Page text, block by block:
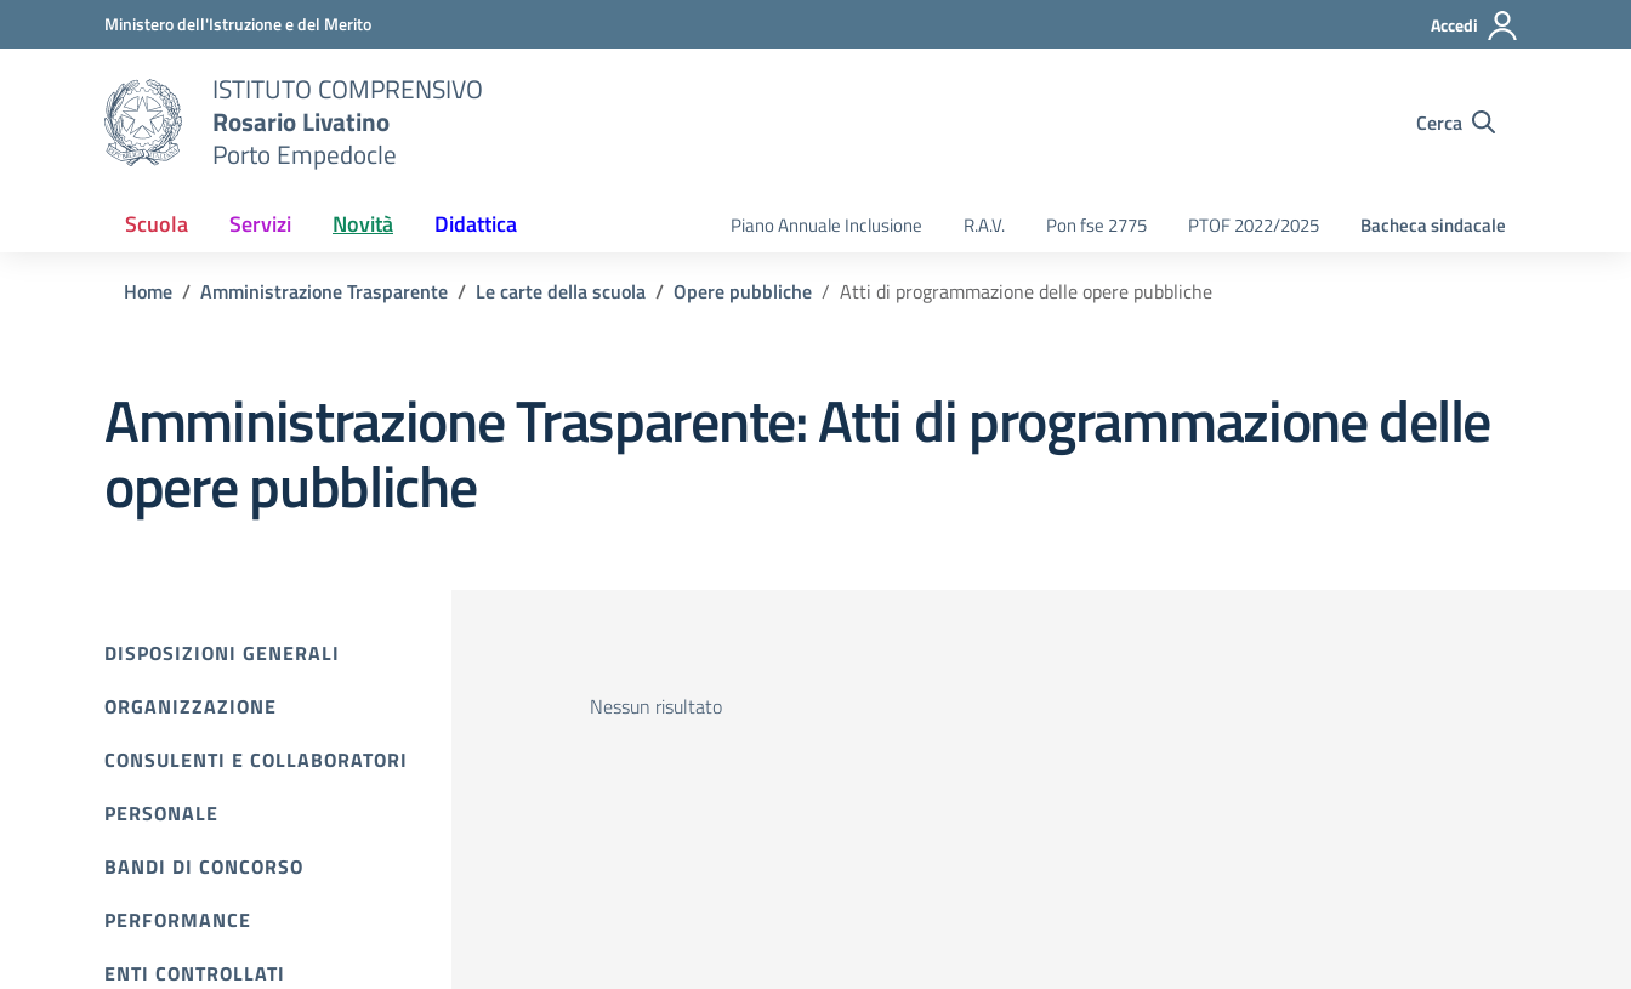
Vai ai contenuti
Vai al menu di navigazioneMinistero dell'Istruzione e del Merito Accedi
ISTITUTO COMPRENSIVO
Rosario Livatino
Porto Empedocle
Cerca
Scuola Servizi Novità Didattica Piano Annuale Inclusione R.A.V. Pon fse 2775 PTOF 2022/2025 Bacheca sindacale
Home Amministrazione Trasparente Le carte della scuola Opere pubbliche Atti di programmazione delle opere pubbliche
Amministrazione Trasparente:Atti di programmazione delle
opere pubbliche
DISPOSIZIONI GENERALI
ORGANIZZAZIONE
CONSULENTI E COLLABORATORI
PERSONALE
BANDI DI CONCORSO
PERFORMANCE
ENTI CONTROLLATI
Nessun risultato